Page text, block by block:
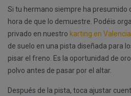
Si tu hermano siempre ha presumido
hora de que lo demuestre. Podéis
privado en nuestro karting en Valencia
de suelo en una pista diseñada para
pisar el freno. Es la oportunidad de
polvo antes de pasar por el altar.
Después de la pista, toca ajustar